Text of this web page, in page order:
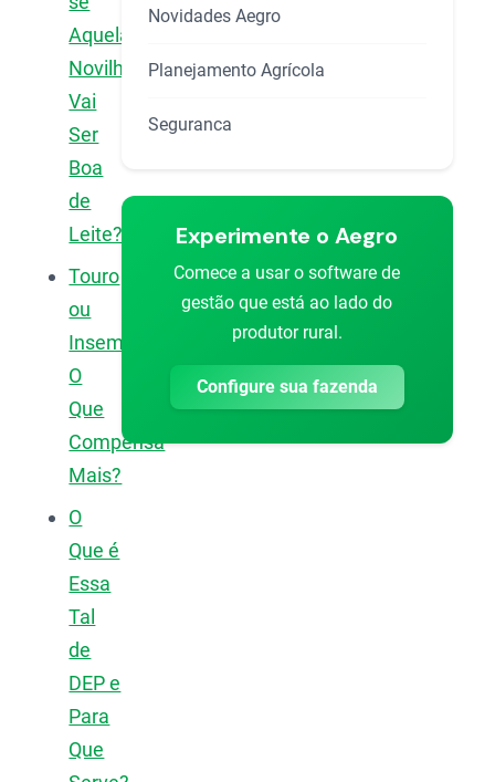
Aquela
Novilha
Vai
Ser
Boa
de
Leite?
Touro
ou
Inseminação:
O
Que
Compensa
Mais?
O
Que é
Essa
Tal
de
DEP e
Para
Que
Novidades Aegro
Planejamento Agrícola
Seguranca
Experimente o Aegro
Comece a usar o software de
gestão que está ao lado do
produtor rural.
Configure sua fazenda